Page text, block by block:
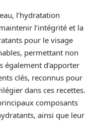
l’hydratation
l’intégrité et la
pour le visage
permettant non
également d’apporter
clés, reconnus pour
dans ces recettes.
composants
ainsi que leur